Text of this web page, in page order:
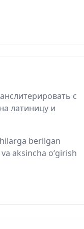
с
латиницу и
berilgan
aksincha o‘girish